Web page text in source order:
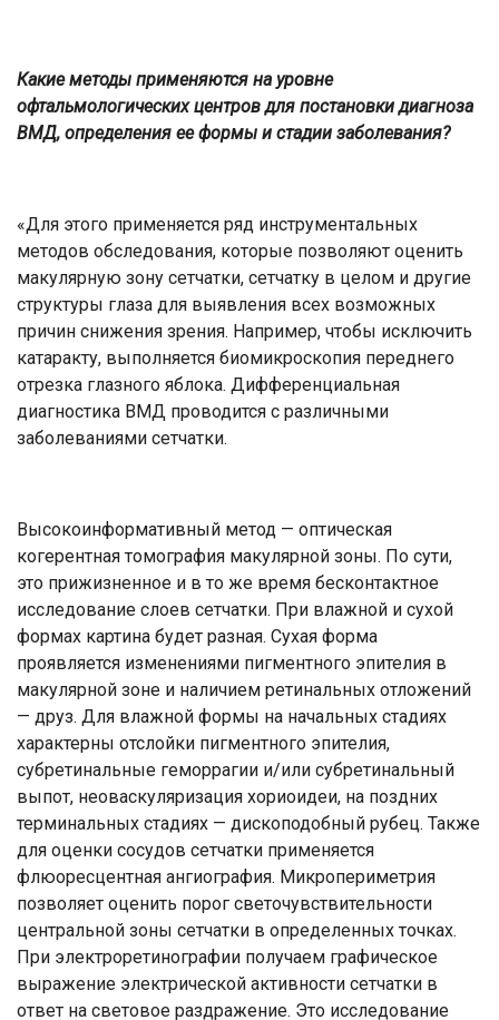
Какие методы применяются на уровне
офтальмологических центров для постановки диагноза
ВМД, определения ее формы и стадии заболевания?
«Для этого применяется ряд инструментальных
методов обследования, которые позволяют оценить
макулярную зону сетчатки, сетчатку в целом и другие
структуры глаза для выявления всех возможных
причин снижения зрения. Например, чтобы исключить
катаракту, выполняется биомикроскопия переднего
отрезка глазного яблока. Дифференциальная
диагностика ВМД проводится с различными
заболеваниями сетчатки.
Высокоинформативный метод — оптическая
когерентная томография макулярной зоны. По сути,
это прижизненное и в то же время бесконтактное
исследование слоев сетчатки. При влажной и сухой
формах картина будет разная. Сухая форма
проявляется изменениями пигментного эпителия в
макулярной зоне и наличием ретинальных отложений
— друз. Для влажной формы на начальных стадиях
характерны отслойки пигментного эпителия,
субретинальные геморрагии и/или субретинальный
выпот, неоваскуляризация хориоидеи, на поздних
терминальных стадиях — дископодобный рубец. Также
для оценки сосудов сетчатки применяется
флюоресцентная ангиография. Микропериметрия
позволяет оценить порог светочувствительности
центральной зоны сетчатки в определенных точках.
При электроретинографии получаем графическое
выражение электрической активности сетчатки в
ответ на световое раздражение. Это исследование